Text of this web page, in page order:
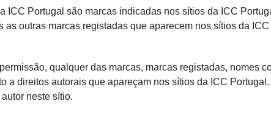
ICC Portugal são marcas indicadas nos sítios da ICC
as outras marcas registadas que aparecem nos sítios da
qualquer das marcas, marcas registadas, nomes
a direitos autorais que apareçam nos sítios da ICC
neste sítio.